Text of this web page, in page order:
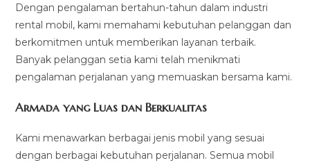
Dengan pengalaman bertahun-tahun dalam industri
rental mobil, kami memahami kebutuhan pelanggan dan
berkomitmen untuk memberikan layanan terbaik.
Banyak pelanggan setia kami telah menikmati
pengalaman perjalanan yang memuaskan bersama kami.
Armada yang Luas dan Berkualitas
Kami menawarkan berbagai jenis mobil yang sesuai
dengan berbagai kebutuhan perjalanan. Semua mobil